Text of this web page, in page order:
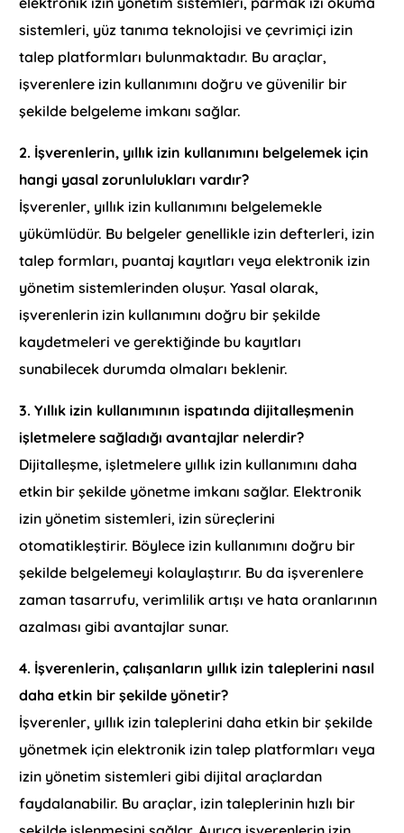
sistemleri, yüz tanıma teknolojisi ve çevrimiçi izin
talep platformları bulunmaktadır. Bu araçlar,
işverenlere izin kullanımını doğru ve güvenilir bir
şekilde belgeleme imkanı sağlar.
2. İşverenlerin, yıllık izin kullanımını belgelemek için
hangi yasal zorunlulukları vardır?
İşverenler, yıllık izin kullanımını belgelemekle
yükümlüdür. Bu belgeler genellikle izin defterleri, izin
talep formları, puantaj kayıtları veya elektronik izin
yönetim sistemlerinden oluşur. Yasal olarak,
işverenlerin izin kullanımını doğru bir şekilde
kaydetmeleri ve gerektiğinde bu kayıtları
sunabilecek durumda olmaları beklenir.
3.Yıllık izin kullanımının ispatında dijitalleşmenin
işletmelere sağladığı avantajlar nelerdir?
Dijitalleşme, işletmelere yıllık izin kullanımını daha
etkin bir şekilde yönetme imkanı sağlar. Elektronik
izin yönetim sistemleri, izin süreçlerini
otomatikleştirir. Böylece izin kullanımını doğru bir
şekilde belgelemeyi kolaylaştırır. Bu da işverenlere
zaman tasarrufu, verimlilik artışı ve hata oranlarının
azalması gibi avantajlar sunar.
4. İşverenlerin, çalışanların yıllık izin taleplerini nasıl
daha etkin bir şekilde yönetir?
İşverenler, yıllık izin taleplerini daha etkin bir şekilde
yönetmek için elektronik izin talep platformları veya
izin yönetim sistemleri gibi dijital araçlardan
faydalanabilir. Bu araçlar, izin taleplerinin hızlı bir